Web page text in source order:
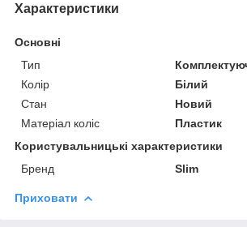
Характеристики
Основні
Тип
Колір
Білий
Стан
Новий
Матеріал коліс
Пластик
Користувальницькі характеристики
Бренд
Slim
Приховати